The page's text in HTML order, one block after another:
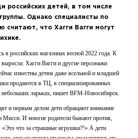
российских детей, в том числе
Однако специалисты по
считают, что Хагги Вагги могут
российских магазинах весной 2022 года. К
выросла: Хагги Вагги и другие персонажи
известны детям даже ясельной и младшей
продаются в ТЦ, в специализированных
небольших ларьках, пишет BFM-Новосибирск.
и первым делом дети обращают внимание
Мисси. И многие родители бывают против,
что за страшные игрушки?!» А дети